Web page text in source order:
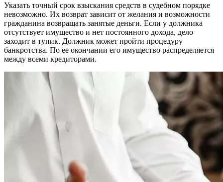
Указать точный срок взыскания средств в судебном порядке
невозможно. Их возврат зависит от желания и возможности
гражданина возвращать занятые деньги. Если у должника
отсутствует имущество и нет постоянного дохода, дело
заходит в тупик. Должник может пройти процедуру
банкротства. По ее окончании его имущество распределяется
между всеми кредиторами.